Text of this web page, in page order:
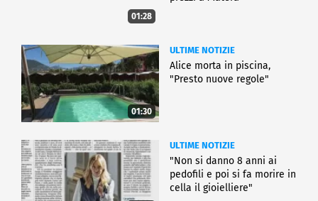
01:28
01:30
ULTIME NOTIZIE
Alice morta in piscina,
"Presto nuove regole"
ULTIME NOTIZIE
"Non si danno 8 anni ai
pedofili e poi si fa morire in
cella il gioielliere"